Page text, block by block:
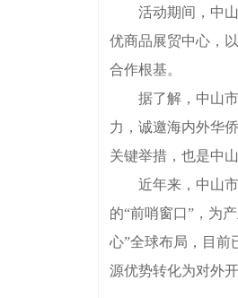
活动期间，中山
优商品展贸中心，
合作根基。
据了解，中山市
力，诚邀海内外华
关键举措，也是中
近年来，中山市
的“前哨窗口”，为
心”全球布局，目前
源优势转化为对外